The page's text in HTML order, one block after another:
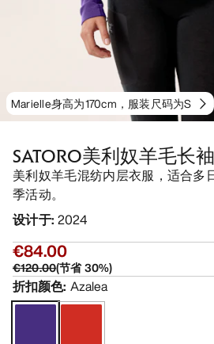
Marielle身高为170cm，服装尺码为S
SATORO美利奴羊毛长
美利奴羊毛混纺内层衣服，适合多
季活动。
设计于: 2024
€84.00
€120.00(节省30%)
折扣颜色: Azalea